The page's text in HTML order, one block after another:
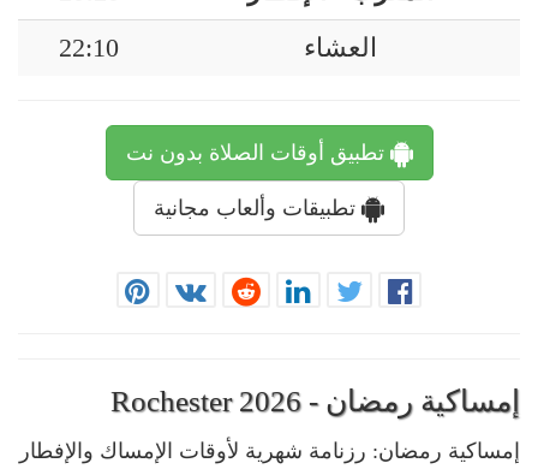
العشاء
22:10
تطبيق أوقات الصلاة بدون نت
تطبيقات وألعاب مجانية
إمساكية رمضان - Rochester 2026
إمساكية رمضان: رزنامة شهرية لأوقات الإمساك والإفطار